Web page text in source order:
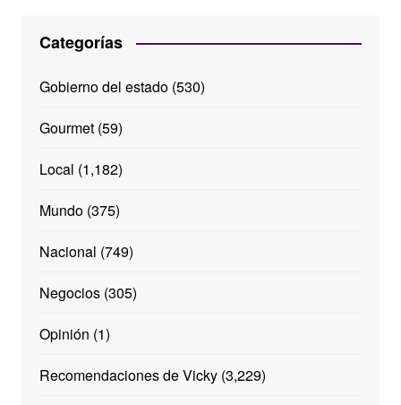
Categorías
Gobierno del estado(530)
Gourmet(59)
Local (1,182)
Mundo(375)
Nacional (749)
Negocios(305)
Opinión (1)
Recomendaciones de Vicky(3,229)